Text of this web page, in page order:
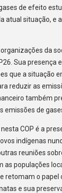
de efeito
atual situação, e
da
Sua presença
que a situação
reduzir as
também
emissões de
COP é a
indígenas
reuniões
as populações
retomam o
e sua